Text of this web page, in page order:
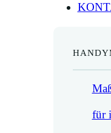
für